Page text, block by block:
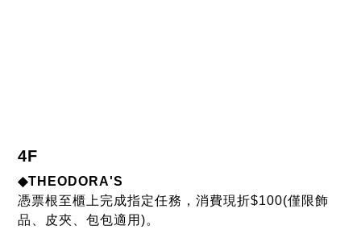
4F
◆THEODORA'S
憑票根至櫃上完成指定任務，消費現折$100(僅限飾
品、皮夾、包包適用)。